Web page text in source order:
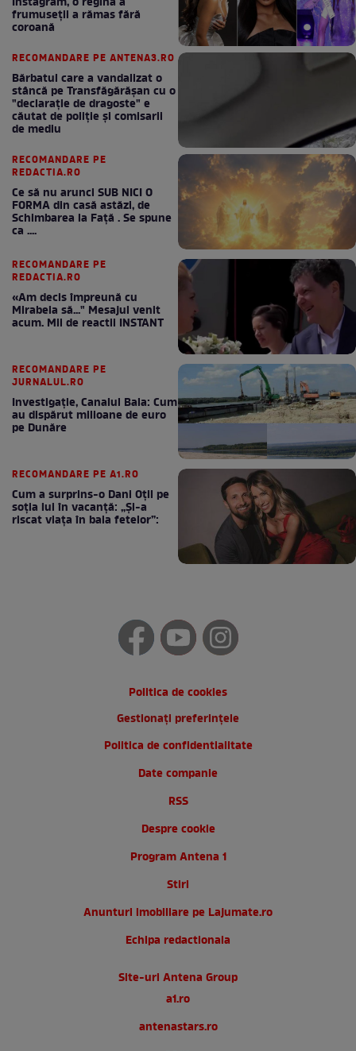
frumuseții a rămas fără
coroană
RECOMANDARE PE ANTENA3.RO
Bărbatul care a vandalizat o
stâncă pe Transfăgărășan cu o
"declaraţie de dragoste" e
căutat de poliție și comisarii
de mediu
RECOMANDARE PE
REDACTIA.RO
Ce să nu arunci SUB NICI O
FORMA din casă astăzi, de
Schimbarea la Față . Se spune
ca ....
RECOMANDARE PE
REDACTIA.RO
«Am decis împreună cu
Mirabela să..." Mesajul venit
acum. Mii de reactii INSTANT
RECOMANDARE PE
JURNALUL.RO
Investigație, Canalul Bala: Cum
au dispărut milioane de euro
pe Dunăre
RECOMANDARE PE A1.RO
Cum a surprins-o Dani Oțil pe
soția lui în vacanță: „Și-a
riscat viața în baia fetelor”:
Politica de cookies
Gestionați preferințele
Politica de confidentialitate
Date companie
RSS
Despre cookie
Program Antena 1
Stiri
Anunturi imobiliare pe Lajumate.ro
Echipa redactionala
Site-uri Antena Group
a1.ro
antenastars.ro